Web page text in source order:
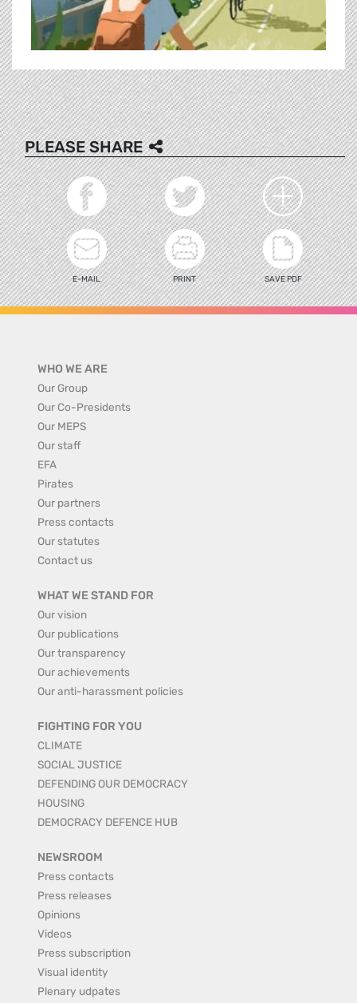
PLEASE SHARE
E-MAIL PRINT SAVE PDF
WHO WE ARE
Our Group
Our Co-Presidents
Our MEPS
Our staff
EFA
Pirates
Our partners
Press contacts
Our statutes
Contact us
WHAT WE STAND FOR
Our vision
Our publications
Our transparency
Our achievements
Our anti-harassment policies
FIGHTING FOR YOU
CLIMATE
SOCIAL JUSTICE
DEFENDING OUR DEMOCRACY
HOUSING
DEMOCRACY DEFENCE HUB
NEWSROOM
Press contacts
Press releases
Opinions
Videos
Press subscription
Visual identity
Plenary udpates